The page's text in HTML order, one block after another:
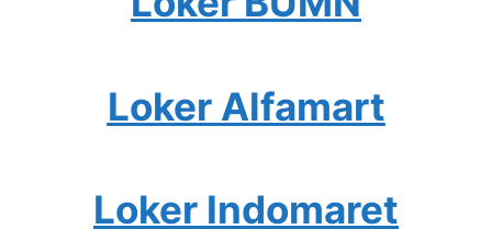
Loker Alfamart
Loker Indomaret